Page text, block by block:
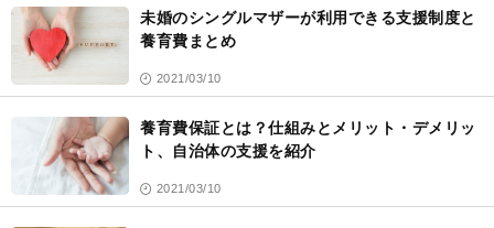
未婚のシングルマザーが利用できる支援制度と
養育費まとめ
2021/03/10
養育費保証とは？仕組みとメリット・デメリッ
ト、自治体の支援を紹介
2021/03/10